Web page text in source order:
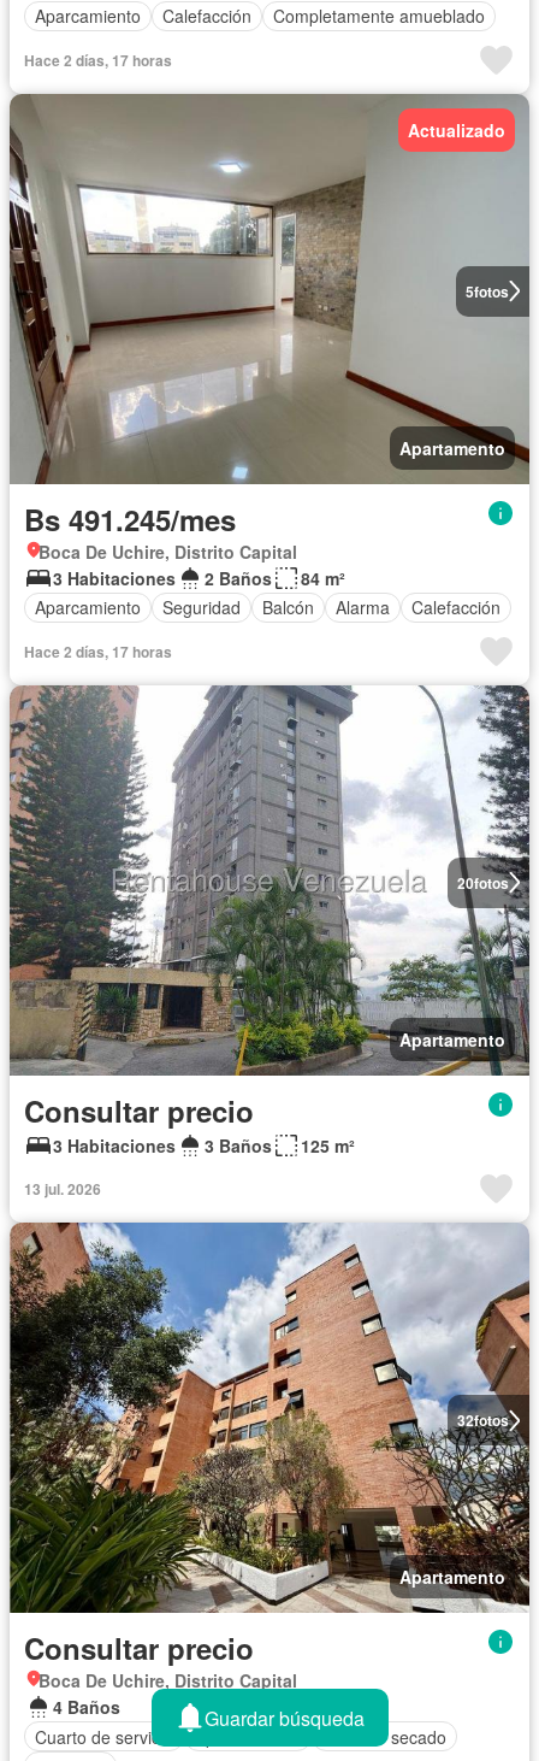
Aparcamiento
Calefacción Completamente amueblado
Hace 2 días, 17 horas
5fotos
Actualizado
Apartamento
Bs 491.245/mes
Boca De Uchire, Distrito Capital
3 Habitaciones
2 Baños
84 m²
Aparcamiento
Seguridad Balcón Alarma Calefacción
Hace 2 días, 17 horas
20fotos
Apartamento
Consultar precio
3 Habitaciones 3 Baños 125 m²
13 jul. 2026
32fotos
Apartamento
Consultar precio
Boca De Uchire, Distrito Capital
4 Baños
Cuarto de servicio
Aparcamiento
Zona de secado
Guardar búsqueda